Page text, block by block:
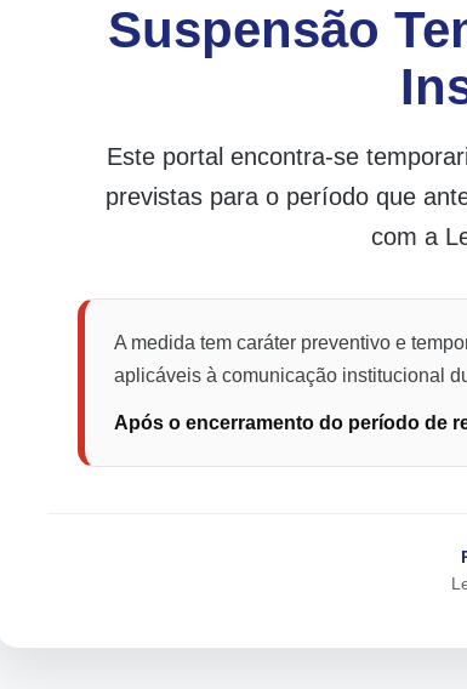
Suspensão
Este portal encontra-se
previstas para o período que
com a
A medida tem caráter preventivo e
aplicáveis à comunicação institucional
Após o encerramento do período de